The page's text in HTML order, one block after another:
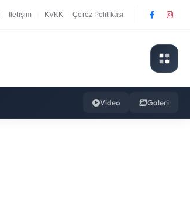
İletişim KVKK Çerez Politikası
Video Galeri